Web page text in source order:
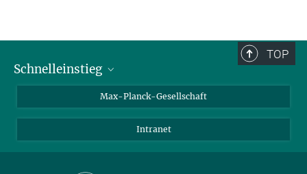
TOP
Schnelleinstieg
Ansprechpartner*innen
Presse- und Öffentlichkeitsarbeit
Max-Planck-Gesellschaft
Intranet